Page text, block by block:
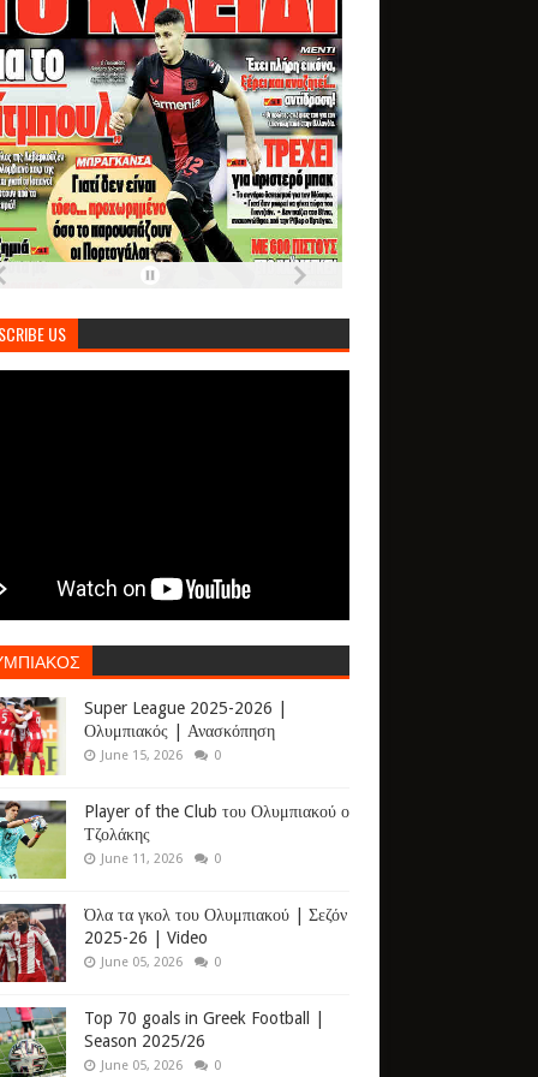
US
Super League 2025-2026 |
Ολυμπιακός | Ανασκόπηση
June 15, 2026 0
Player of the Club του Ολυμπιακού ο
Τζολάκης
June 11, 2026 0
Όλα τα γκολ του Ολυμπιακού | Σεζόν
2025-26 | Video
June 05, 2026 0
Top 70 goals in Greek Football |
Season 2025/26
June 05, 2026 0